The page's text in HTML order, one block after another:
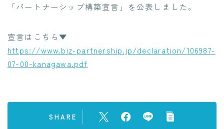
生命保険・損害保険システム開発​
Microsoft 製品導入サービス​
Webアプリケーション開発​
PLMシステム開発
人事給与ERP導入支援コンサルティング
Microsoft365 導入・運用支援サービス
「パートナーシップ構築宣言」を公表しました。
宣言はこちら▼
https://www.biz-partnership.jp/declaration/106987-
07-00-kanagawa.pdf
SHARE